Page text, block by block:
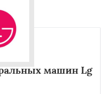
машин Lg